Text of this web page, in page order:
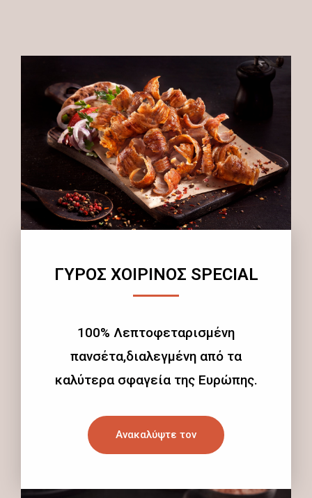
ΓΥΡΟΣ ΧΟΙΡΙΝΟΣ SPECIAL
100% Λεπτοφεταρισμένη
πανσέτα,διαλεγμένη από τα
καλύτερα σφαγεία της Ευρώπης.
Ανακαλύψτε τον